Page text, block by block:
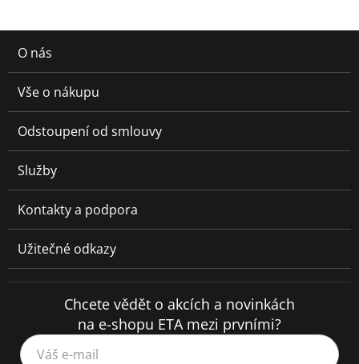
O nás
Vše o nákupu
Odstoupení od smlouvy
Služby
Kontakty a podpora
Užitečné odkazy
Chcete vědět o akcích a novinkách
na e-shopu ETA mezi prvními?
Váš e-mail